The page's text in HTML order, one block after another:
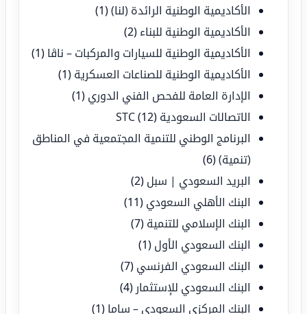
الأكاديمية الوطنية الرائدة (لنا)(1)
الأكاديمية الوطنية للبناء (2)
الأكاديمية الوطنية للسيارات والمركبات – ناڤا (1)
الأكاديمية الوطنية للصناعات العسكرية (1)
الإدارة العامة للفحص الفني الدوري (1)
الاتصالات السعودية STC (12)
البرنامج الوطني للتنمية المجتمعية في المناطق
(تنمية)(6)
البريد السعودي | سبل (2)
البنك الأهلي السعودي (11)
البنك الإسلامي للتنمية (7)
البنك السعودي الأول (1)
البنك السعودي الفرنسي (7)
البنك السعودي للإستثمار (4)
البنك المركزي السعودي – ساما (1)